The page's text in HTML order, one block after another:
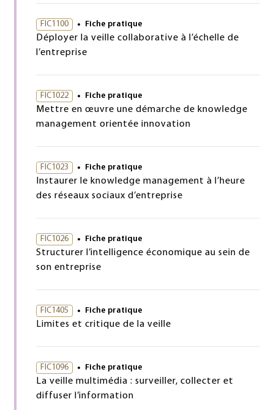
FIC1100 Fiche pratique
Déployer la veille collaborative à l’échelle de
l’entreprise
FIC1022 Fiche pratique
Mettre en œuvre une démarche de knowledge
management orientée innovation
FIC1023 Fiche pratique
Instaurer le knowledge management à l’heure
des réseaux sociaux d’entreprise
FIC1026 Fiche pratique
Structurer l’intelligence économique au sein de
son entreprise
FIC1405 Fiche pratique
Limites et critique de la veille
FIC1096 Fiche pratique
La veille multimédia : surveiller, collecter et
diffuser l’information